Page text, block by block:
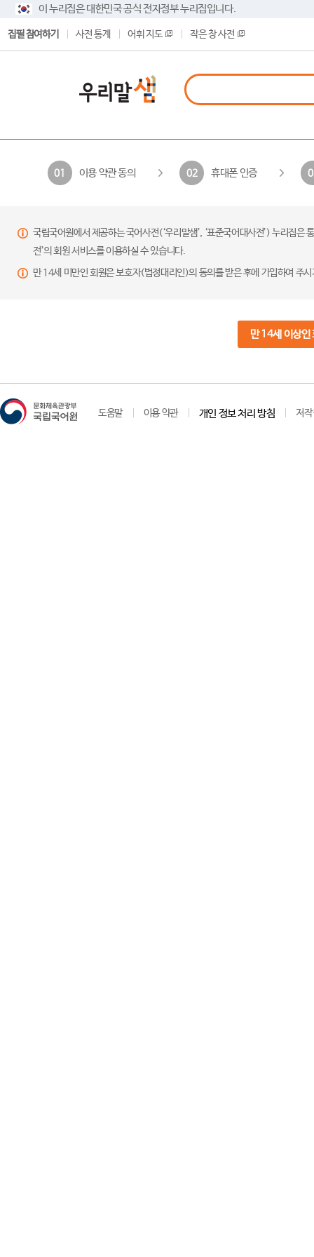
이 누리집은 대한민국 공식 전자정부 누리집입니다.
집필 참여하기 사전 통계 어휘 지도 작은 창 사전
01 이용 약관 동의 02 휴대폰 인증
국립국어원에서 제공하는 국어사전(‘우리말샘’, ‘표준국어대사전’) 누리집
전’의 회원 서비스를 이용하실 수 있습니다.
만 14세 미만인 회원은 보호자(법정대리인)의 동의를 받은 후에 가입하여 주
만 14세 이상인
도움말 이용 약관 개인 정보 처리 방침 저